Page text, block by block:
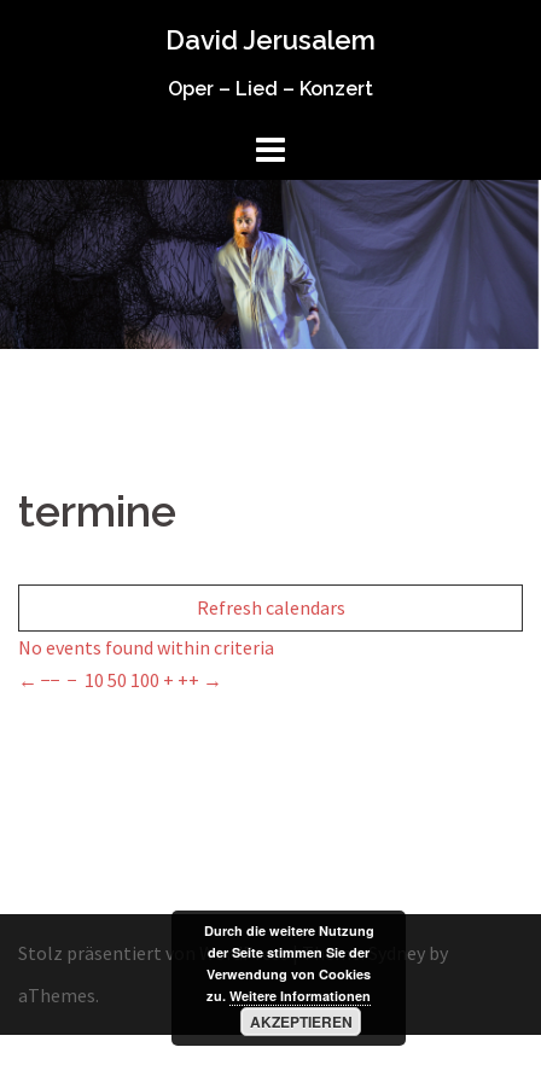
David Jerusalem
Oper – Lied – Konzert
termine
Refresh calendars
No events found within criteria
← −− − 10 50 100 + ++ →
Stolz präsentiert von WordPress|Theme:Sydney by
aThemes.
Durch die weitere Nutzung
der Seite stimmen Sie der
Verwendung von Cookies
zu. Weitere Informationen
AKZEPTIEREN